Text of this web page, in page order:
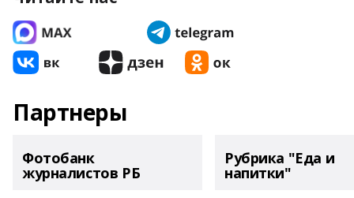
Партнеры
Фотобанк
журналистов РБ
Рубрика "Еда и
напитки"